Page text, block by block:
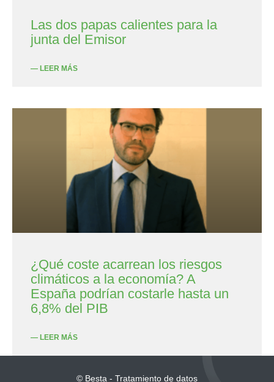
Las dos papas calientes para la
junta del Emisor
— LEER MÁS
¿Qué coste acarrean los riesgos
climáticos a la economía? A
España podrían costarle hasta un
6,8% del PIB
— LEER MÁS
© Besta - Tratamiento de datos